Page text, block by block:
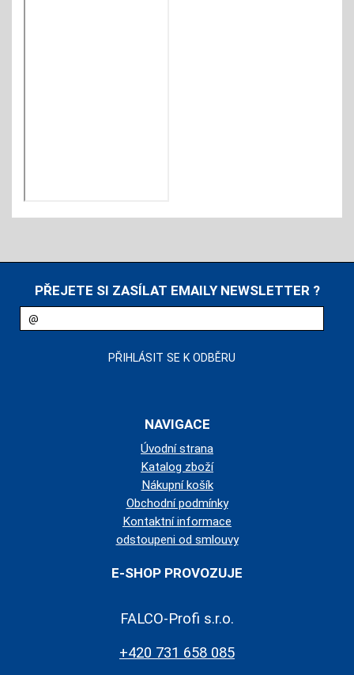
PŘEJETE SI ZASÍLAT EMAILY NEWSLETTER ?
NAVIGACE
Úvodní strana
Katalog zboží
Nákupní košík
Obchodní podmínky
Kontaktní informace
odstoupeni od smlouvy
E-SHOP PROVOZUJE
FALCO-Profi s.r.o.
+420 731 658 085